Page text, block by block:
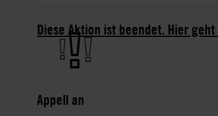
Diese Aktion ist beendet. Hier
Appell an